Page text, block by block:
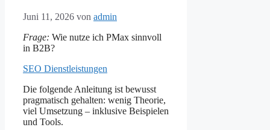
Juni 11, 2026 von admin
Frage: Wie nutze ich PMax sinnvoll
in B2B?
SEO Dienstleistungen
Die folgende Anleitung ist bewusst
pragmatisch gehalten: wenig Theorie,
viel Umsetzung – inklusive Beispielen
und Tools.